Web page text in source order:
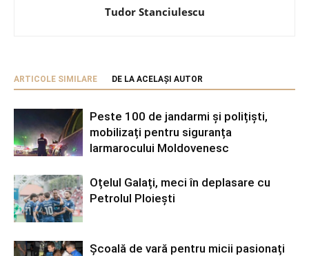
Tudor Stanciulescu
ARTICOLE SIMILARE DE LA ACELAȘI AUTOR
Peste 100 de jandarmi și polițiști,
mobilizați pentru siguranța
Iarmarocului Moldovenesc
Oțelul Galați, meci în deplasare cu
Petrolul Ploiești
Școală de vară pentru micii pasionați